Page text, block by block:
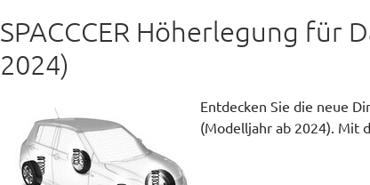
SPACCCER Höherlegung für
2024)
Entdecken Sie die neue
(Modelljahr ab 2024). Mit